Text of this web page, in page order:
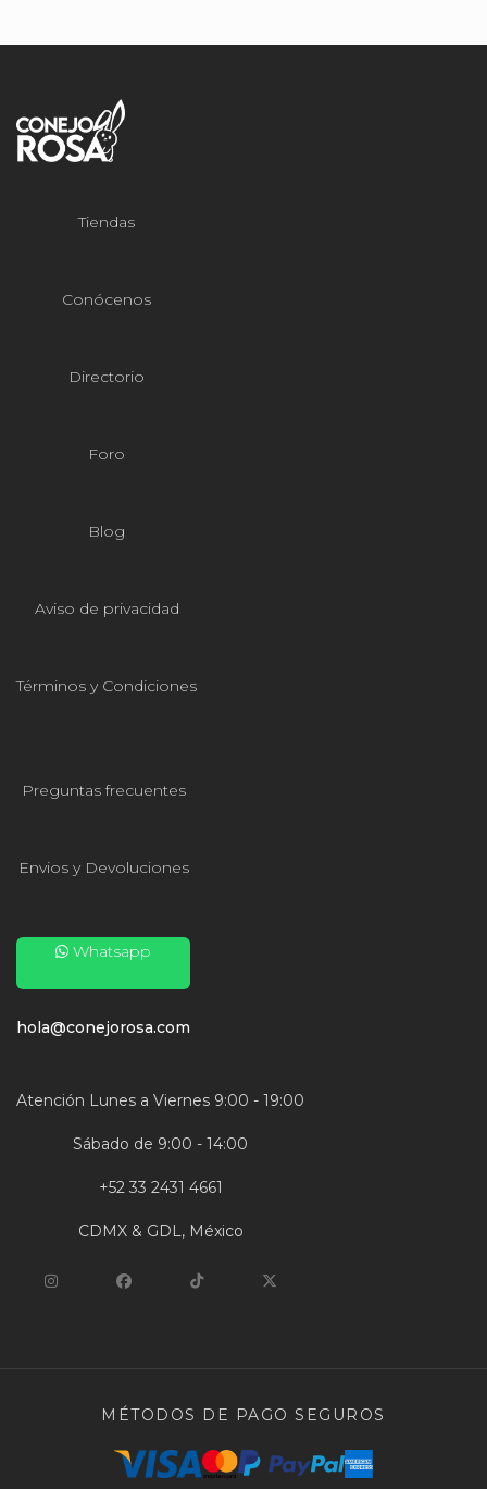
Tiendas
Conócenos
Directorio
Foro
Blog
Aviso de privacidad
Términos y Condiciones
Preguntas frecuentes
Envios y Devoluciones
Whatsapp
hola@conejorosa.com
Atención Lunes a Viernes 9:00 - 19:00
Sábado de 9:00 - 14:00
+52 33 2431 4661
CDMX & GDL, México
MÉTODOS DE PAGO SEGUROS